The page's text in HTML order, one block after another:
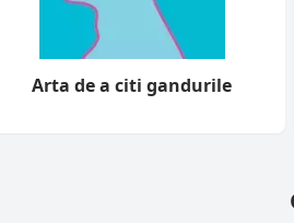
Arta de a citi gandurile